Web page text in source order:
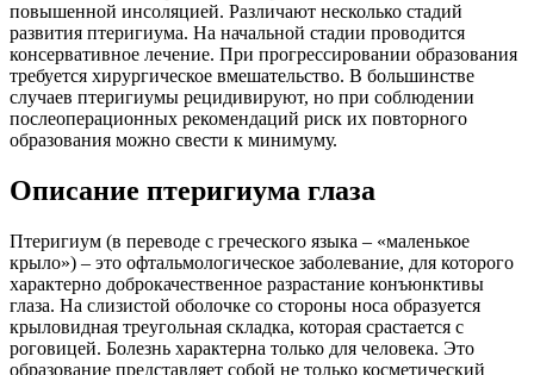
повышенной инсоляцией. Различают несколько стадий
развития птеригиума. На начальной стадии проводится
консервативное лечение. При прогрессировании образования
требуется хирургическое вмешательство. В большинстве
случаев птеригиумы рецидивируют, но при соблюдении
послеоперационных рекомендаций риск их повторного
образования можно свести к минимуму.
Описание птеригиума глаза
Птеригиум (в переводе с греческого языка – «маленькое
крыло») – это офтальмологическое заболевание, для которого
характерно доброкачественное разрастание конъюнктивы
глаза. На слизистой оболочке со стороны носа образуется
крыловидная треугольная складка, которая срастается с
роговицей. Болезнь характерна только для человека. Это
образование представляет собой не только косметический